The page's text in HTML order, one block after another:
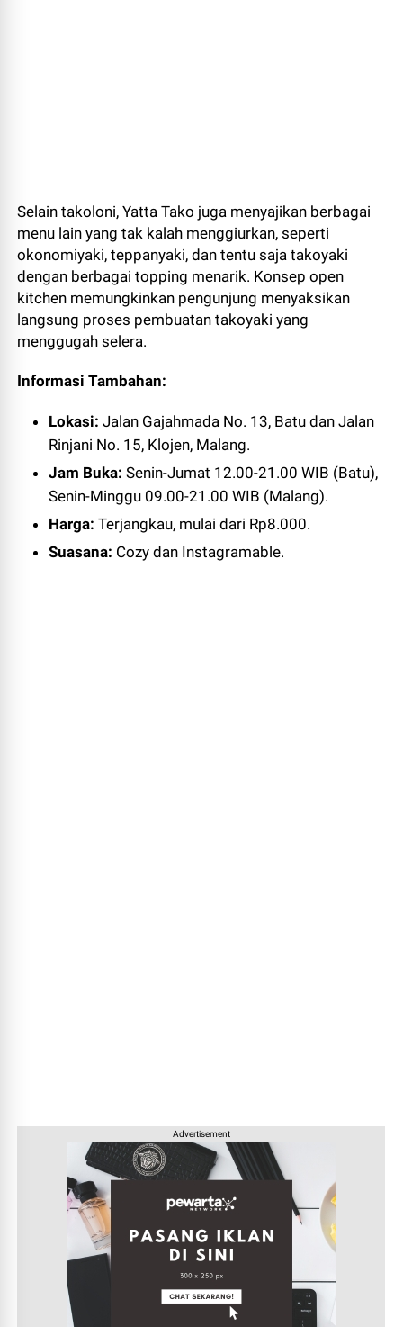
Selain takoloni, Yatta Tako juga menyajikan berbagai
menu lain yang tak kalah menggiurkan, seperti
okonomiyaki, teppanyaki, dan tentu saja takoyaki
dengan berbagai topping menarik. Konsep open
kitchen memungkinkan pengunjung menyaksikan
langsung proses pembuatan takoyaki yang
menggugah selera.
Informasi Tambahan:
Lokasi: Jalan Gajahmada No. 13, Batu dan Jalan
Rinjani No. 15, Klojen, Malang.
Jam Buka: Senin-Jumat 12.00-21.00 WIB (Batu),
Senin-Minggu 09.00-21.00 WIB (Malang).
Harga: Terjangkau, mulai dari Rp8.000.
Suasana: Cozy dan Instagramable.
Advertisement